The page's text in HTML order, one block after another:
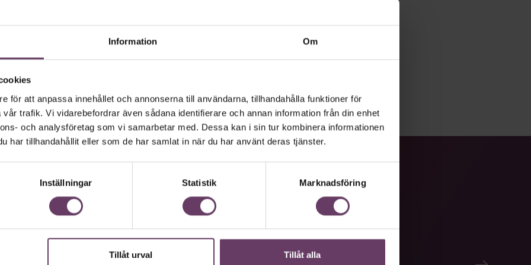
Information Om
för att anpassa innehållet och annonserna till användarna, tillhandahålla funktioner för
trafik. Vi vidarebefordrar även sådana identifierare och annan information från din enhet
och analysföretag som vi samarbetar med. Dessa kan i sin tur kombinera informationen
har tillhandahållit eller som de har samlat in när du har använt deras tjänster.
Inställningar Statistik Marknadsföring
Tillåt urval Tillåt alla
beslutet tas?
konsekvenser beslutet får. Du kan
för att undvika oönskade
bakom överkörningen.